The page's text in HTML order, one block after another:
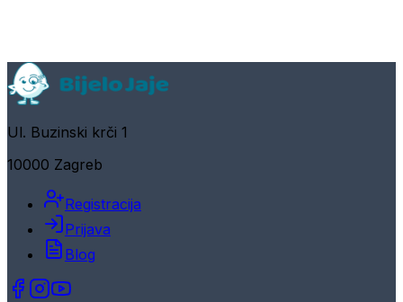
Ul. Buzinski krči 1
10000 Zagreb
Registracija
Prijava
Blog